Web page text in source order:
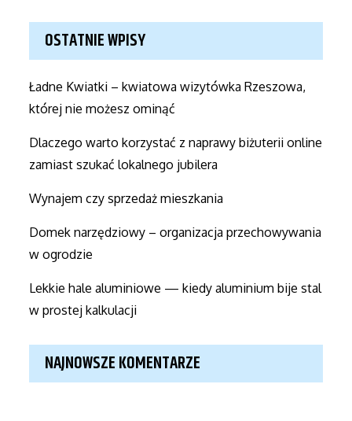
OSTATNIE WPISY
Ładne Kwiatki – kwiatowa wizytówka Rzeszowa,
której nie możesz ominąć
Dlaczego warto korzystać z naprawy biżuterii online
zamiast szukać lokalnego jubilera
Wynajem czy sprzedaż mieszkania
Domek narzędziowy – organizacja przechowywania
w ogrodzie
Lekkie hale aluminiowe — kiedy aluminium bije stal
w prostej kalkulacji
NAJNOWSZE KOMENTARZE